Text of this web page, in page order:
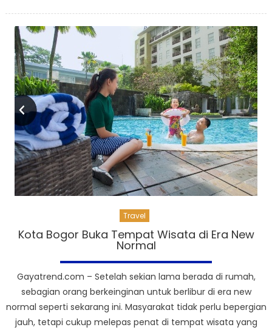
Travel
Kota Bogor Buka Tempat Wisata di Era New
Normal
Gayatrend.com – Setelah sekian lama berada di rumah,
sebagian orang berkeinginan untuk berlibur di era new
normal seperti sekarang ini. Masyarakat tidak perlu bepergian
jauh, tetapi cukup melepas penat di tempat wisata yang